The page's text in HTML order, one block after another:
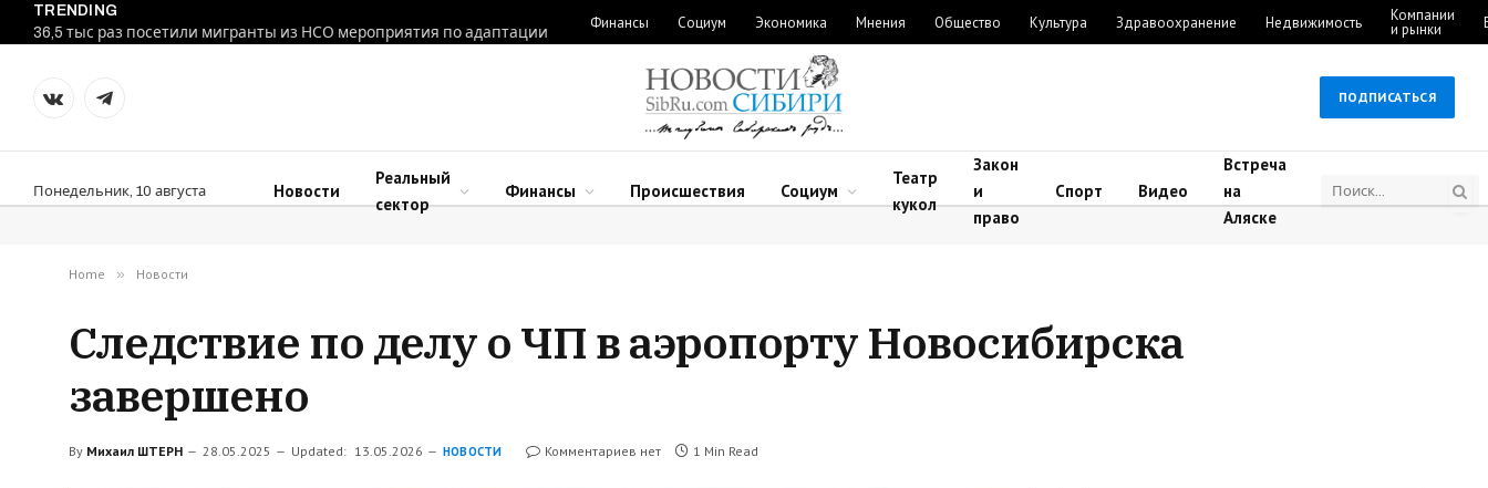
TRENDING
36,5 тыс раз посетили мигранты из НСО мероприятия по адаптации
Финансы Социум Экономика Мнения Общество Культура Здравоохранение Недвижимость Компании
и рынки
VKontakteTelegram
ПОДПИСАТЬСЯ
Понедельник, 10 августа Новости
Реальный
сектор
Финансы Происшествия Социум
Театр
кукол
Закон
и
право
Спорт Видео
Встреча
на
Аляске
Home » Новости
Следствие по делу о ЧП в аэропорту Новосибирска
завершено
By Михаил ШТЕРН 28.05.2025 Updated: 13.05.2026 НОВОСТИ Комментариев нет 1 Min Read